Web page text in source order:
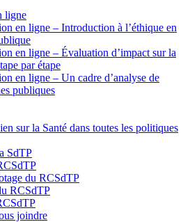
ligne
en ligne – Introduction à l’éthique en
en ligne – Évaluation d’impact sur la
par étape
en ligne – Un cadre d’analyse de
publiques
sur la Santé dans toutes les politiques
SdTP
du RCSdTP
RCSdTP
joindre